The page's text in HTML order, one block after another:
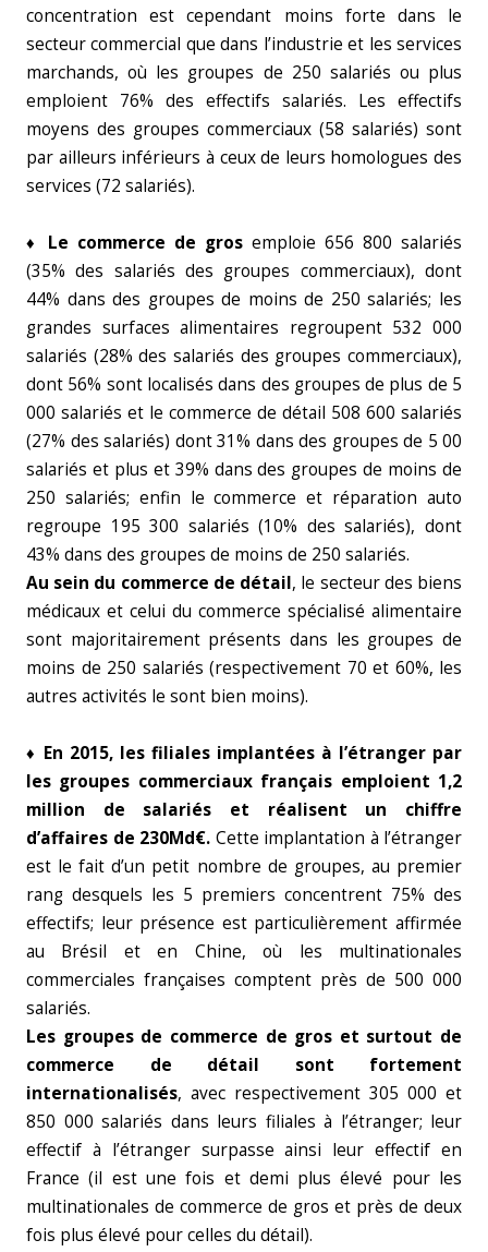
concentration est cependant moins forte dans le
secteur commercial que dans l’industrie et les services
marchands, où les groupes de 250 salariés ou plus
emploient 76% des effectifs salariés. Les effectifs
moyens des groupes commerciaux (58 salariés) sont
par ailleurs inférieurs à ceux de leurs homologues des
services (72 salariés).
♦ Le commerce de gros emploie 656 800 salariés
(35% des salariés des groupes commerciaux), dont
44% dans des groupes de moins de 250 salariés; les
grandes surfaces alimentaires regroupent 532 000
salariés (28% des salariés des groupes commerciaux),
dont 56% sont localisés dans des groupes de plus de 5
000 salariés et le commerce de détail 508 600 salariés
(27% des salariés) dont 31% dans des groupes de 5 00
salariés et plus et 39% dans des groupes de moins de
250 salariés; enfin le commerce et réparation auto
regroupe 195 300 salariés (10% des salariés), dont
43% dans des groupes de moins de 250 salariés.
Au sein du commerce de détail, le secteur des biens
médicaux et celui du commerce spécialisé alimentaire
sont majoritairement présents dans les groupes de
moins de 250 salariés (respectivement 70 et 60%, les
autres activités le sont bien moins).
♦ En 2015, les filiales implantées à l’étranger par
les groupes commerciaux français emploient 1,2
million de salariés et réalisent un chiffre
d’affaires de 230Md€. Cette implantation à l’étranger
est le fait d’un petit nombre de groupes, au premier
rang desquels les 5 premiers concentrent 75% des
effectifs; leur présence est particulièrement affirmée
au Brésil et en Chine, où les multinationales
commerciales françaises comptent près de 500 000
salariés.
Les groupes de commerce de gros et surtout de
commerce de détail sont fortement
internationalisés, avec respectivement 305 000 et
850 000 salariés dans leurs filiales à l’étranger; leur
effectif à l’étranger surpasse ainsi leur effectif en
France (il est une fois et demi plus élevé pour les
multinationales de commerce de gros et près de deux
fois plus élevé pour celles du détail).